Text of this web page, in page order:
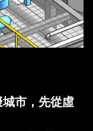
市，先從虛